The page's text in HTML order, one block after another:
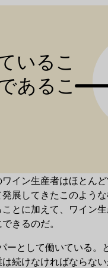
いるこ
あるこ
イン生産者はほとん
展してきたこのよう
とに加えて、ワイン
きるのだ。
ーとして働いている。
続けなければならな